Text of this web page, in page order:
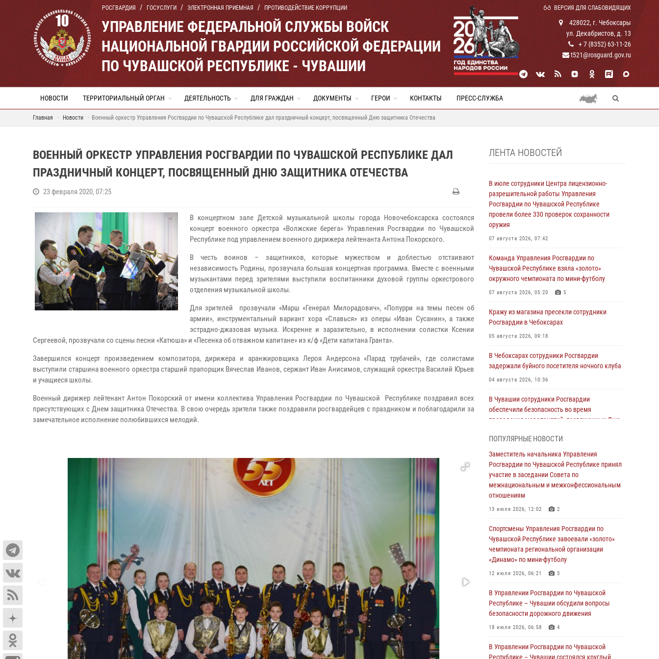
РОСГВАРДИЯ ГОСУСЛУГИ ЭЛЕКТРОННАЯ ПРИЕМНАЯ ПРОТИВОДЕЙСТВИЕ КОРРУПЦИИ ВЕРСИЯ ДЛЯ СЛАБОВИДЯЩИХ
УПРАВЛЕНИЕ ФЕДЕРАЛЬНОЙ СЛУЖБЫ ВОЙСК
НАЦИОНАЛЬНОЙ ГВАРДИИ РОССИЙСКОЙ ФЕДЕРАЦИИ
ПО ЧУВАШСКОЙ РЕСПУБЛИКЕ - ЧУВАШИИ
428022, г. Чебоксары
ул. Декабристов, д. 13
+ 7 (8352) 63-11-26
t521@rosguard.gov.ru
НОВОСТИ ТЕРРИТОРИАЛЬНЫЙ ОРГАН ДЕЯТЕЛЬНОСТЬ ДЛЯ ГРАЖДАН ДОКУМЕНТЫ ГЕРОИ КОНТАКТЫ ПРЕСС-СЛУЖБА
Главная Новости Военный оркестр Управления Росгвардии по Чувашской Республике дал праздничный концерт, посвященный Дню защитника Отечества
ВОЕННЫЙ ОРКЕСТР УПРАВЛЕНИЯ РОСГВАРДИИ ПО ЧУВАШСКОЙ РЕСПУБЛИКЕ ДАЛ
ПРАЗДНИЧНЫЙ КОНЦЕРТ, ПОСВЯЩЕННЫЙ ДНЮ ЗАЩИТНИКА ОТЕЧЕСТВА
23 февраля 2020, 07:25
В концертном зале Детской музыкальной школы города Новочебоксарска состоялся
концерт военного оркестра «Волжские берега» Управления Росгвардии по Чувашской
Республике под управлением военного дирижера лейтенанта Антона Покорского.
В честь воинов – защитников, которые мужеством и доблестью отстаивают
независимость Родины, прозвучала большая концертная программа. Вместе с военными
музыкантами перед зрителями выступили воспитанники духовой группы оркестрового
отделения музыкальной школы.
Для зрителей прозвучали «Марш «Генерал Милорадович», «Попурри на темы песен об
армии», инструментальный вариант хора «Славься» из оперы «Иван Сусанин», а также
эстрадно-джазовая музыка. Искренне и заразительно, в исполнении солистки Ксении
Сергеевой, прозвучали со сцены песни «Катюша» и «Песенка об отважном капитане» из к/ф «Дети капитана Гранта».
Завершился концерт произведением композитора, дирижера и аранжировщика Лероя Андерсона «Парад трубачей», где солистами
выступили старшина военного оркестра старший прапорщик Вячеслав Иванов, сержант Иван Анисимов, служащий оркестра Василий Юрьев
и учащиеся школы.
Военный дирижер лейтенант Антон Покорский от имени коллектива Управления Росгвардии по Чувашской Республике поздравил всех
присутствующих с Днем защитника Отечества. В свою очередь зрители также поздравили росгвардейцев с праздником и поблагодарили за
замечательное исполнение полюбившихся мелодий.
ЛЕНТА НОВОСТЕЙ
В июле сотрудники Центра лицензионно-
разрешительной работы Управления
Росгвардии по Чувашской Республике
провели более 330 проверок сохранности
оружия
07 августа 2026, 07:42
Команда Управления Росгвардии по
Чувашской Республике взяла «золото»
окружного чемпионата по мини-футболу
07 августа 2026, 05:20 5
Кражу из магазина пресекли сотрудники
Росгвардии в Чебоксарах
05 августа 2026, 09:18
В Чебоксарах сотрудники Росгвардии
задержали буйного посетителя ночного клуба
04 августа 2026, 10:36
В Чувашии сотрудники Росгвардии
обеспечили безопасность во время
проведения мероприятий, посвященных Дню
В июле сотрудники вневедомственной
охраны Росгвардии задержали более 200
граждан, подозреваемых в совершении
правонарушений
03 августа 2026, 08:20
В Росгвардии вспоминают российских
воинов, погибших в Первой мировой войне
1914-1918 годов
01 августа 2026, 07:19
подозреваемого в причинении тяжкого вреда
здоровью
01 августа 2026, 06:12
национальной гвардии Российской
Федерации
ПОПУЛЯРНЫЕ НОВОСТИ
Заместитель начальника Управления
Росгвардии по Чувашской Республике принял
участие в заседании Совета по
межнациональным и межконфессиональным
отношениям
13 июля 2026, 12:02 2
Спортсмены Управления Росгвардии по
Чувашской Республике завоевали «золото»
чемпионата региональной организации
«Динамо» по мини-футболу
12 июля 2026, 06:21 3
В Управлении Росгвардии по Чувашской
Республике – Чувашии обсудили вопросы
безопасности дорожного движения
18 июля 2026, 06:58 4
В Управлении Росгвардии по Чувашской
Республике – Чувашии состоялся круглый